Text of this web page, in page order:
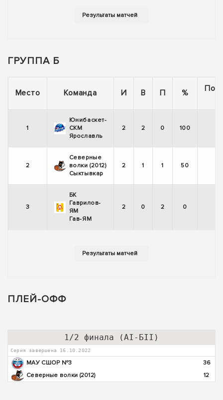
ГРУППА Б
Место Команда И В П %
1
Юнибаскет-
СКМ
Ярославль
2 2 0 100
2
Северные
волки (2012)
Сыктывкар
2 1 1 50
3
БК
Гаврилов-
ЯМ
Гав-ЯМ
2 0 2 0
ПЛЕЙ-ОФФ
1/2 финала (АI-БII)
Серия завершена 16.10.2022
МАУ СШОР №3
36
Северные волки (2012)
12